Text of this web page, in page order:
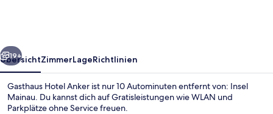
Weiter
19+
ÜbersichtZimmerLageRichtlinien
Gasthaus Hotel Anker ist nur 10 Autominuten entfernt von: Insel
Mainau. Du kannst dich auf Gratisleistungen wie WLAN und
Parkplätze ohne Service freuen.